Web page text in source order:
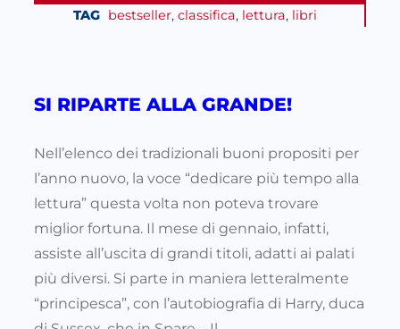
TAG bestseller, classifica, lettura, libri
SI RIPARTE ALLA GRANDE!
Nell’elenco dei tradizionali buoni propositi per
l’anno nuovo, la voce “dedicare più tempo alla
lettura” questa volta non poteva trovare
miglior fortuna. Il mese di gennaio, infatti,
assiste all’uscita di grandi titoli, adatti ai palati
più diversi. Si parte in maniera letteralmente
“principesca”, con l’autobiografia di Harry, duca